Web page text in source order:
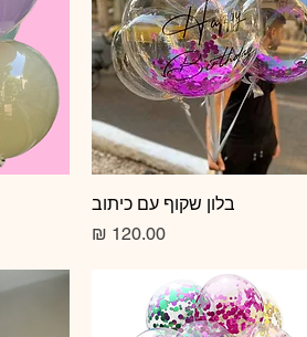
תצוגה מהירה
בלון שקוף עם כיתוב
מחיר‏120.00 ‏₪